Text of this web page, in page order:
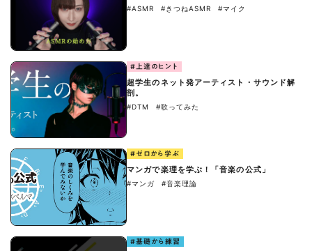
#ASMR #きつねASMR #マイク
#上達のヒント
超学生のネット発アーティスト・サウンド解
剖。
#DTM #歌ってみた
#ゼロから学ぶ
マンガで楽理を学ぶ！「音楽の公式」
#マンガ #音楽理論
#基礎から練習